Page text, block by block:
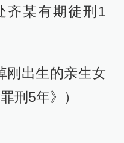
齐某有期徒刑1
刚出生的亲生女
刑5年》）